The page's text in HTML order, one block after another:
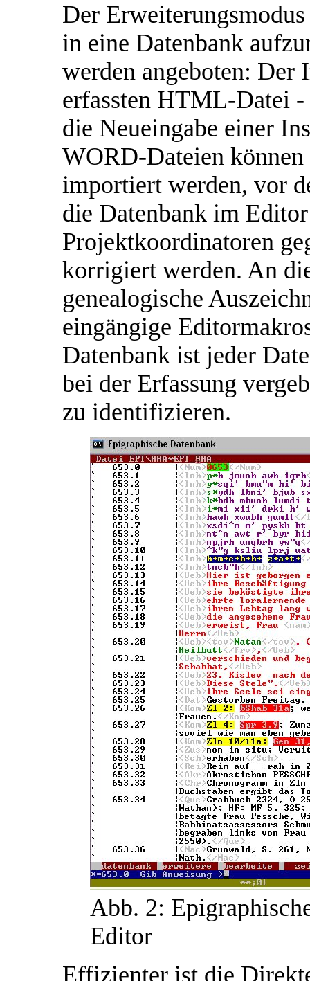
Der
in eine Datenbank
werden angeboten:
erfassten HTML-Datei -
die Neueingabe einer
WORD-Dateien
importiert werden, vor
die Datenbank im
Projektkoordinatoren
korrigiert werden. An
genealogische
eingängige
Datenbank ist jeder
bei der Erfassung
zu identifizieren.
Abb. 2:
Editor
Effizienter ist die